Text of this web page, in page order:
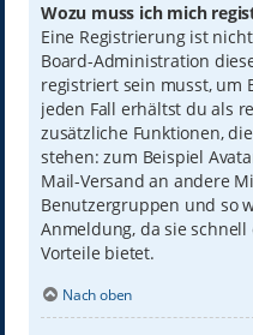
Wozu muss ich mich
Eine Registrierung ist
Board-Administration
registriert sein musst, um
jeden Fall erhältst du als
zusätzliche Funktionen,
stehen: zum Beispiel
Mail-Versand an andere
Benutzergruppen und so
Anmeldung, da sie
Vorteile bietet.
Nach oben